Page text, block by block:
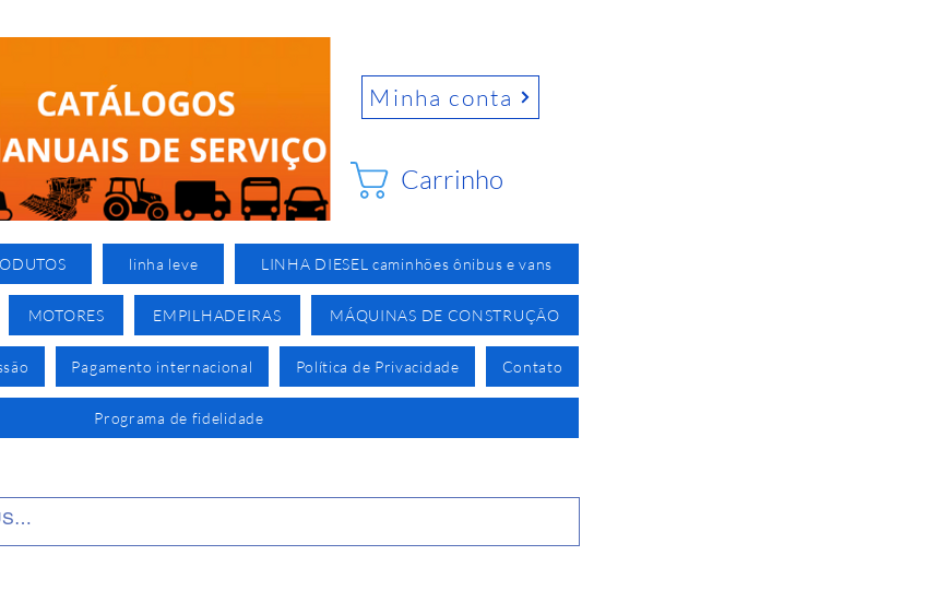
Minha conta
Carrinho
linha leve LINHA DIESEL caminhões ônibus e vans
MOTORES EMPILHADEIRAS MÁQUINAS DE CONSTRUÇÃO
Pagamento internacional Política de Privacidade Contato
Programa de fidelidade